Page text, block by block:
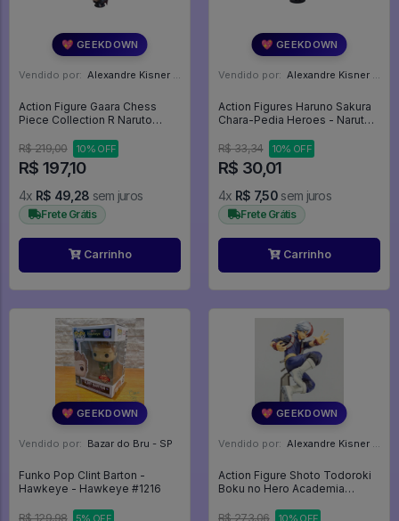
💖 GEEKDOWN
Vendido por: Alexandre Kisner - PR
Action Figure Gaara Chess
Piece Collection R Naruto
Naruto Shippuden
R$ 219,00 10% OFF
R$ 197,10
4x R$ 49,28 sem juros
Frete Grátis
Carrinho
💖 GEEKDOWN
Vendido por: Alexandre Kisner - PR
Action Figures Haruno Sakura
Chara-Pedia Heroes - Naruto
R$ 33,34
10% OFF
R$ 30,01
4x R$ 7,50 sem juros
Frete Grátis
Carrinho
💖 GEEKDOWN
Vendido por: Bazar do Bru - SP
Funko Pop Clint Barton -
Hawkeye - Hawkeye #1216
R$ 129,98 5% OFF
💖 GEEKDOWN
Vendido por: Alexandre Kisner - PR
Action Figure Shoto Todoroki
Boku no Hero Academia
Zoukei Academy - Boku No
R$ 273,06 10% OFF